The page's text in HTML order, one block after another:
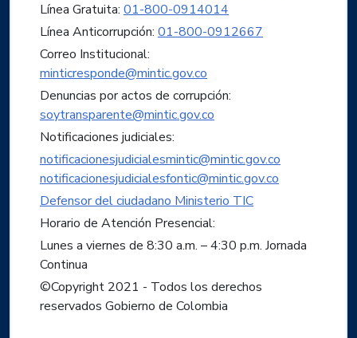
Línea Gratuita: 01-800-0914014
Línea Anticorrupción: 01-800-0912667
Correo Institucional:
minticresponde@mintic.gov.co
Denuncias por actos de corrupción:
soytransparente@mintic.gov.co
Notificaciones judiciales:
notificacionesjudicialesmintic@mintic.gov.co
notificacionesjudicialesfontic@mintic.gov.co
Defensor del ciudadano Ministerio TIC
Horario de Atención Presencial:
Lunes a viernes de 8:30 a.m. – 4:30 p.m. Jornada
Continua
©Copyright 2021 - Todos los derechos
reservados Gobierno de Colombia